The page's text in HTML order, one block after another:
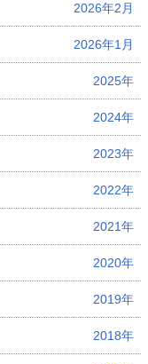
2026年2月
2026年1月
2025年
2024年
2023年
2022年
2021年
2020年
2019年
2018年